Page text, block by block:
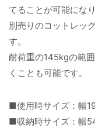
てることが可能になり
別売りのコットレッ
す。
耐荷重の145kgの範
くことも可能です。
■使用時サイズ：幅
■収納時サイズ：幅